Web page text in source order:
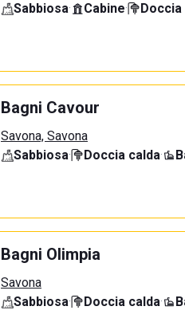
Sabbiosa· Cabine· Doccia
Bagni Cavour
Savona, Savona
Sabbiosa· Doccia calda·
Bagni Olimpia
Savona
Sabbiosa· Doccia calda·